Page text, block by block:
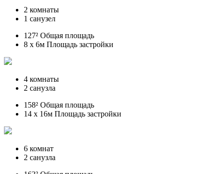
2 комнаты
1 санузел
127² Общая площадь
8 x 6м Площадь застройки
4 комнаты
2 санузла
158² Общая площадь
14 x 16м Площадь застройки
6 комнат
2 санузла